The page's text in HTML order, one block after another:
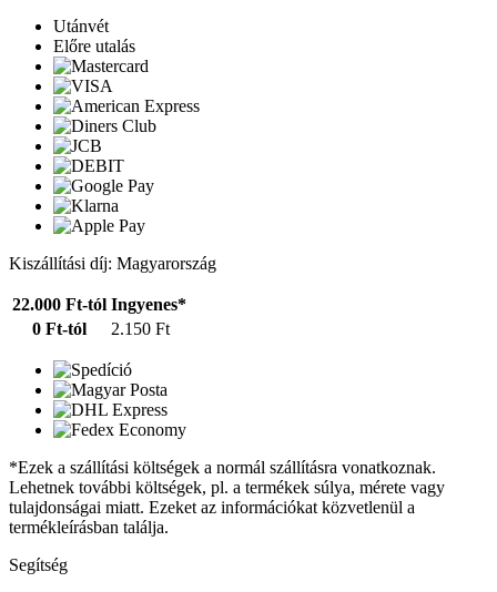
Utánvét
Előre utalás
Kiszállítási díj: Magyarország
22.000 Ft-tól Ingyenes*
0 Ft-tól
2.150 Ft
*Ezek a szállítási költségek a normál szállításra vonatkoznak.
Lehetnek további költségek, pl. a termékek súlya, mérete vagy
tulajdonságai miatt. Ezeket az információkat közvetlenül a
termékleírásban találja.
Segítség